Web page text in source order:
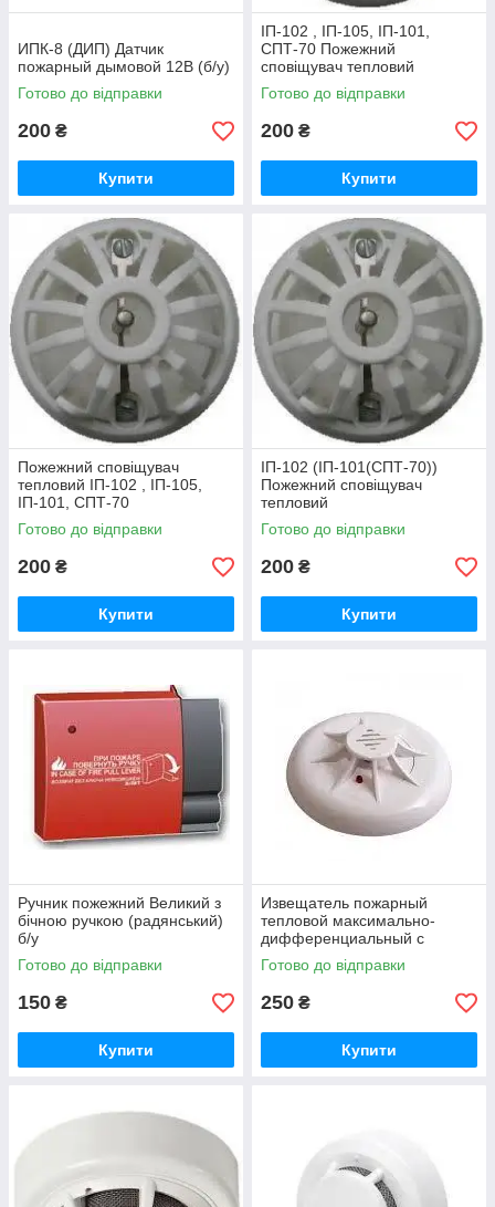
ИПК-8 (ДИП) Датчик
пожарный дымовой 12В (б/у)
Готово до відправки
200 ₴
Купити
ІП-102 , ІП-105, ІП-101,
СПТ-70 Пожежний
сповіщувач тепловий
Готово до відправки
200 ₴
Купити
Пожежний сповіщувач
тепловий ІП-102 , ІП-105,
ІП-101, СПТ-70
Готово до відправки
200 ₴
Купити
ІП-102 (ІП-101(СПТ-70))
Пожежний сповіщувач
тепловий
Готово до відправки
200 ₴
Купити
Ручник пожежний Великий з
бічною ручкою (радянський)
б/у
Готово до відправки
150 ₴
Купити
Извещатель пожарный
тепловой максимально-
дифференциальный с
индикацией дежурного
режима ТПТ-4
Готово до відправки
250 ₴
Купити